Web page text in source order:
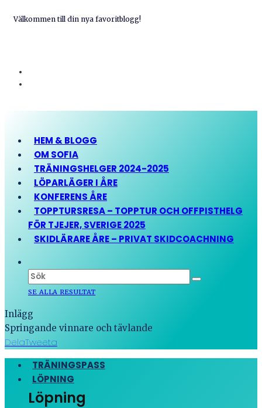
Välkommen till din nya favoritblogg!
HEM & BLOGG
OM SOFIA
TRÄNINGSHELGER 2024-2025
LÖPARLÄGER I ÅRE
KONFERENS ÅRE
TOPPTURSRESA – TOPPTUR OCH OFFPISTHELG
FÖR TJEJER, SVERIGE 2025
SKIDLÄRARE ÅRE – PRIVAT SKIDCOACHNING
SE ALLA RESULTAT
Inlägg
Springande vinnare och tävlande
DelaTweeta
TRÄNINGSPASS
LÖPNING
Löpning